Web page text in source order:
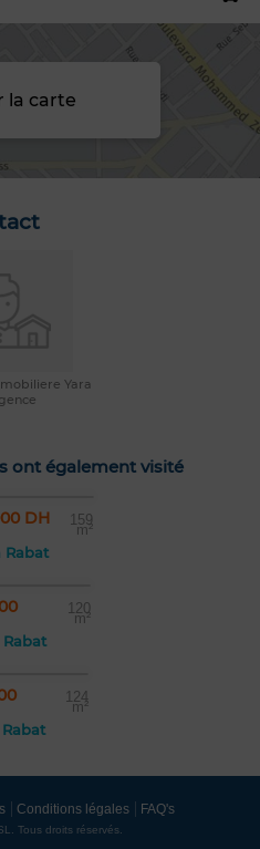
la carte
Yara
ont également visité
DH 159
m²
Rabat
120
m²
124
m²
Conditions légales FAQ's
Tous droits réservés.